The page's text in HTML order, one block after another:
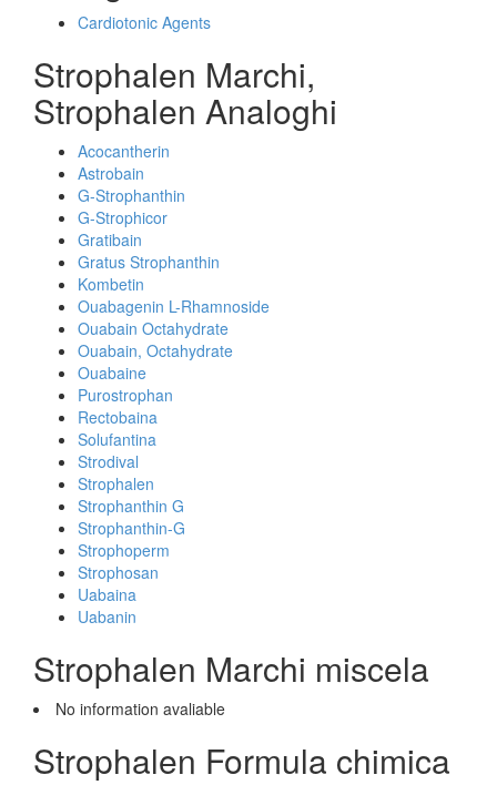
Cardiotonic Agents
Strophalen Marchi,
Strophalen Analoghi
Acocantherin
Astrobain
G-Strophanthin
G-Strophicor
Gratibain
Gratus Strophanthin
Kombetin
Ouabagenin L-Rhamnoside
Ouabain Octahydrate
Ouabain, Octahydrate
Ouabaine
Purostrophan
Rectobaina
Solufantina
Strodival
Strophalen
Strophanthin G
Strophanthin-G
Strophoperm
Strophosan
Uabaina
Uabanin
Strophalen Marchi miscela
No information avaliable
Strophalen Formula chimica